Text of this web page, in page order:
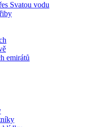
Svatou vodu
emirátů